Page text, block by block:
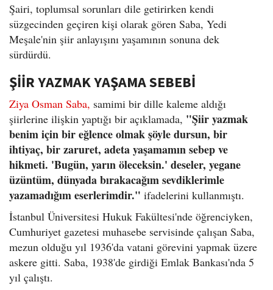
Şairi, toplumsal sorunları dile getirirken kendi
süzgecinden geçiren kişi olarak gören Saba, Yedi
Meşale'nin şiir anlayışını yaşamının sonuna dek
sürdürdü.
ŞİİR YAZMAK YAŞAMA SEBEBİ
Ziya Osman Saba, samimi bir dille kaleme aldığı
şiirlerine ilişkin yaptığı bir açıklamada, "Şiir yazmak
benim için bir eğlence olmak şöyle dursun, bir
ihtiyaç, bir zaruret, adeta yaşamamın sebep ve
hikmeti. 'Bugün, yarın öleceksin.' deseler, yegane
üzüntüm, dünyada bırakacağım sevdiklerimle
yazamadığım eserlerimdir." ifadelerini kullanmıştı.
İstanbul Üniversitesi Hukuk Fakültesi'nde öğrenciyken,
Cumhuriyet gazetesi muhasebe servisinde çalışan Saba,
mezun olduğu yıl 1936'da vatani görevini yapmak üzere
askere gitti. Saba, 1938'de girdiği Emlak Bankası'nda 5
yıl çalıştı.